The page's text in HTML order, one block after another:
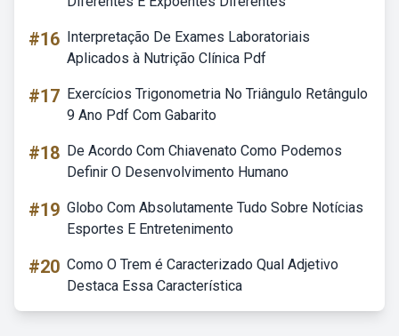
#16 Interpretação De Exames Laboratoriais
Aplicados à Nutrição Clínica Pdf
#17 Exercícios Trigonometria No Triângulo Retângulo
9 Ano Pdf Com Gabarito
#18 De Acordo Com Chiavenato Como Podemos
Definir O Desenvolvimento Humano
#19 Globo Com Absolutamente Tudo Sobre Notícias
Esportes E Entretenimento
#20 Como O Trem é Caracterizado Qual Adjetivo
Destaca Essa Característica